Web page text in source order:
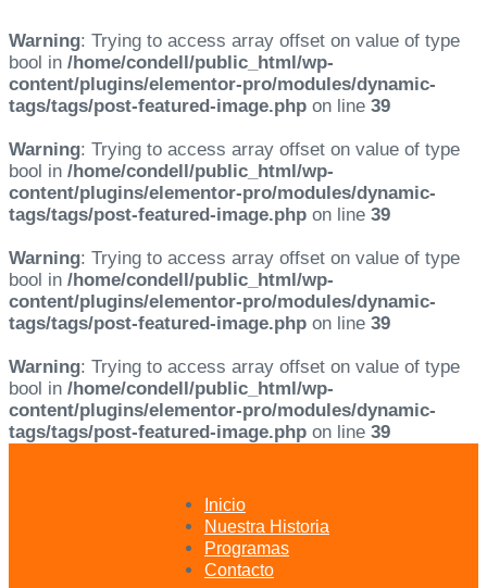
Warning: Trying to access array offset on value of type
bool in /home/condell/public_html/wp-
content/plugins/elementor-pro/modules/dynamic-
tags/tags/post-featured-image.php on line 39
Warning: Trying to access array offset on value of type
bool in /home/condell/public_html/wp-
content/plugins/elementor-pro/modules/dynamic-
tags/tags/post-featured-image.php on line 39
Warning: Trying to access array offset on value of type
bool in /home/condell/public_html/wp-
content/plugins/elementor-pro/modules/dynamic-
tags/tags/post-featured-image.php on line 39
Warning: Trying to access array offset on value of type
bool in /home/condell/public_html/wp-
content/plugins/elementor-pro/modules/dynamic-
tags/tags/post-featured-image.php on line 39
Inicio
Nuestra Historia
Programas
Contacto